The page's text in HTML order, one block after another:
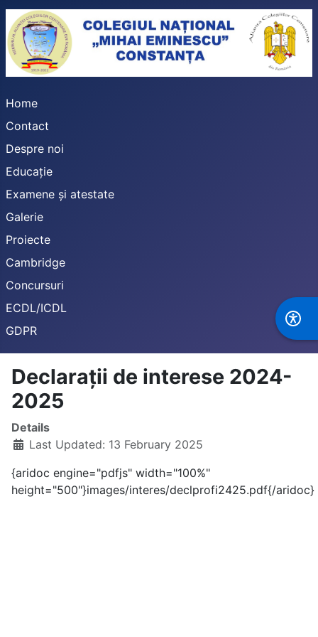
Home
Contact
Despre noi
Educație
Examene și atestate
Galerie
Proiecte
Cambridge
Concursuri
ECDL/ICDL
GDPR
Declarații de interese 2024-
2025
Details
Last Updated: 13 February 2025
{aridoc engine="pdfjs" width="100%"
height="500"}images/interes/declprofi2425.pdf{/aridoc}